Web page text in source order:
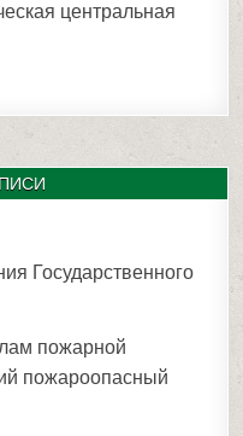
центральная
Государственного
пожарной
пожароопасный